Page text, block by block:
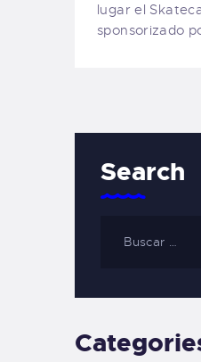
lugar el
sponsorizado
Search